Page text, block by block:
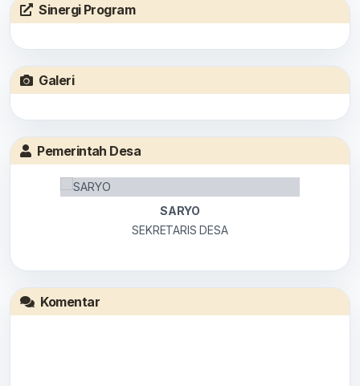
Sinergi Program
Galeri
Pemerintah Desa
SARYO
SEKRETARIS DESA
Komentar